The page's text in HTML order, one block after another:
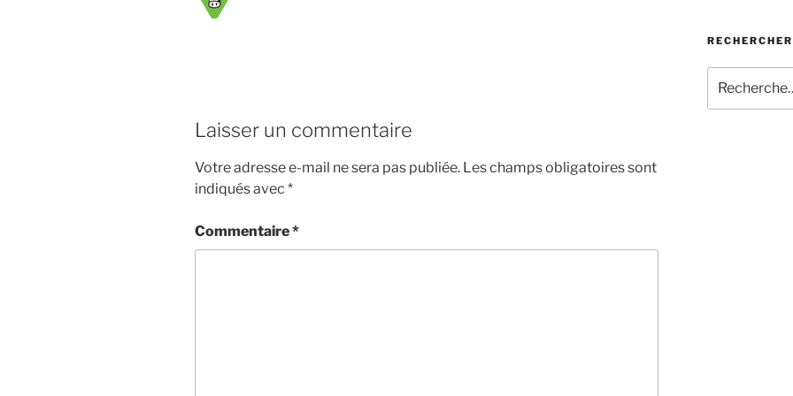
Laisser un commentaire
Votre adresse e-mail ne sera pas publiée. Les champs obligatoires sont
indiqués avec *
Commentaire*
RECHERCHER
pour
: